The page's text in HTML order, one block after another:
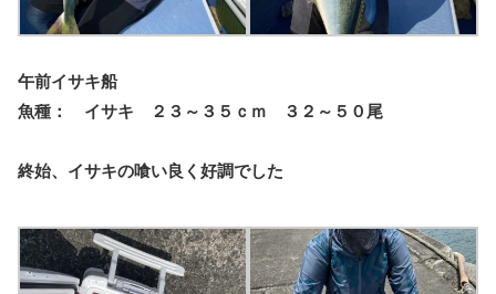
午前イサキ船
魚種： イサキ ２３～３５ｃｍ ３２～５０尾
終始、イサキの喰い良く好調でした